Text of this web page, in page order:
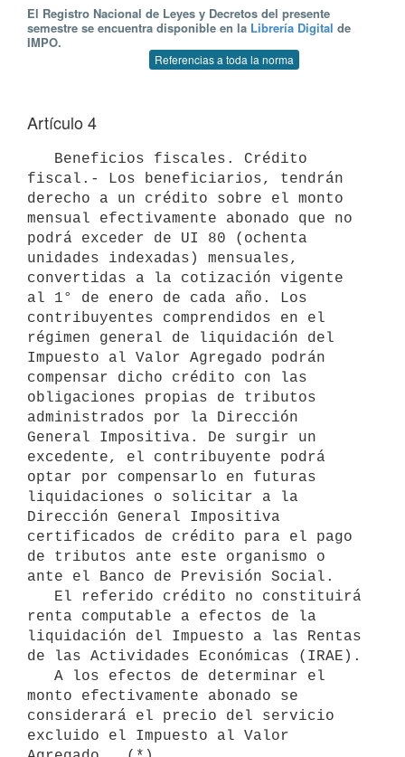
El Registro Nacional de Leyes y Decretos del presente
semestre se encuentra disponible en la Librería Digital de
IMPO.
Referencias a toda la norma
Artículo 4
fiscal.- Los beneficiarios, tendrán
derecho a un crédito sobre el monto
mensual efectivamente abonado que no
podrá exceder de UI 80 (ochenta
unidades indexadas) mensuales,
convertidas a la cotización vigente
al 1° de enero de cada año. Los
contribuyentes comprendidos en el
régimen general de liquidación del
Impuesto al Valor Agregado podrán
compensar dicho crédito con las
obligaciones propias de tributos
administrados por la Dirección
General Impositiva. De surgir un
excedente, el contribuyente podrá
optar por compensarlo en futuras
liquidaciones o solicitar a la
Dirección General Impositiva
certificados de crédito para el pago
de tributos ante este organismo o
ante el Banco de Previsión Social.
renta computable a efectos de la
liquidación del Impuesto a las Rentas
de las Actividades Económicas (IRAE).
monto efectivamente abonado se
considerará el precio del servicio
excluido el Impuesto al Valor